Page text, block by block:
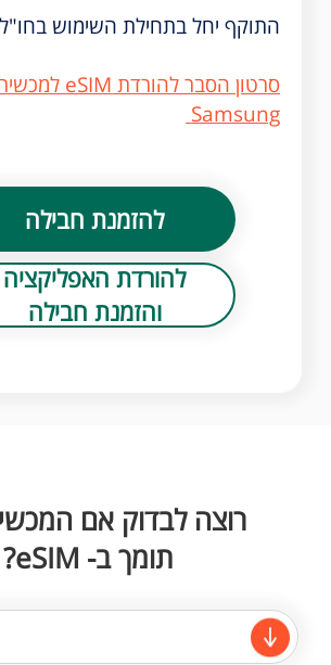
התוקף יחל בתחילת השימוש
Samsung
להזמנת חבילה
להורדת האפליקציה
והזמנת חבילה
רוצה לבדוק אם
תומך ב- eSIM?